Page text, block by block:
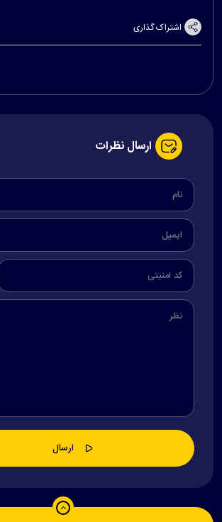
اشتراک گذاری
ارسال نظرات